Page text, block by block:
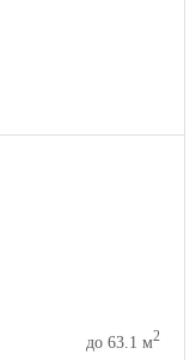
до 63.1 м2